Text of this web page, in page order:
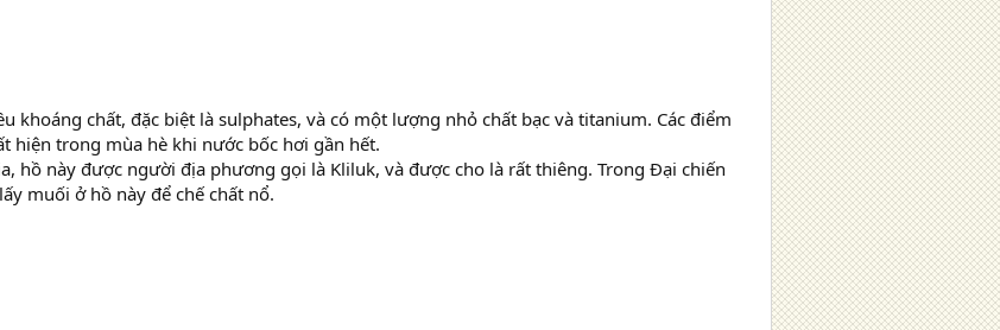
khoáng chất, đặc biệt là sulphates, và có một lượng nhỏ chất bạc và titanium. Các điểm
hiện trong mùa hè khi nước bốc hơi gần hết.
hồ này được người địa phương gọi là Kliluk, và được cho là rất thiêng. Trong Đại chiến
muối ở hồ này để chế chất nổ.